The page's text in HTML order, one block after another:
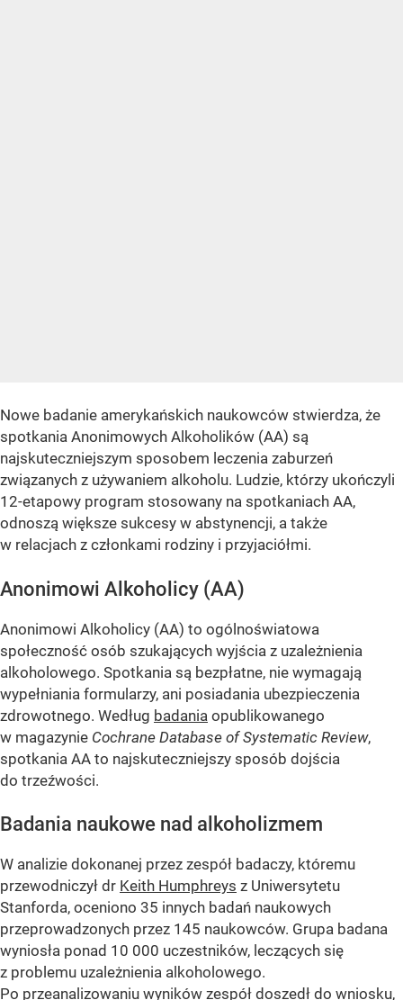
Nowe badanie amerykańskich naukowców stwierdza, że ​​
spotkania Anonimowych Alkoholików (AA) są
najskuteczniejszym sposobem leczenia zaburzeń
związanych z używaniem alkoholu. Ludzie, którzy ukończyli
12-etapowy program stosowany na spotkaniach AA,
odnoszą większe sukcesy w abstynencji, a także
w relacjach z członkami rodziny i przyjaciółmi.
Anonimowi Alkoholicy (AA)
Anonimowi Alkoholicy (AA) to ogólnoświatowa
społeczność osób szukających wyjścia z uzależnienia
alkoholowego. Spotkania są bezpłatne, nie wymagają
wypełniania formularzy, ani posiadania ubezpieczenia
zdrowotnego. Według badania opublikowanego
w magazynie Cochrane Database of Systematic Review,
spotkania AA to najskuteczniejszy sposób dojścia
do trzeźwości.
Badania naukowe nad alkoholizmem
W analizie dokonanej przez zespół badaczy, któremu
przewodniczył dr Keith Humphreys z Uniwersytetu
Stanforda, oceniono 35 innych badań naukowych
przeprowadzonych przez 145 naukowców. Grupa badana
wyniosła ponad 10 000 uczestników, leczących się
z problemu uzależnienia alkoholowego.
Po przeanalizowaniu wyników zespół doszedł do wniosku,